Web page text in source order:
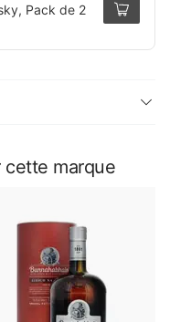
Pack de 2
cette marque